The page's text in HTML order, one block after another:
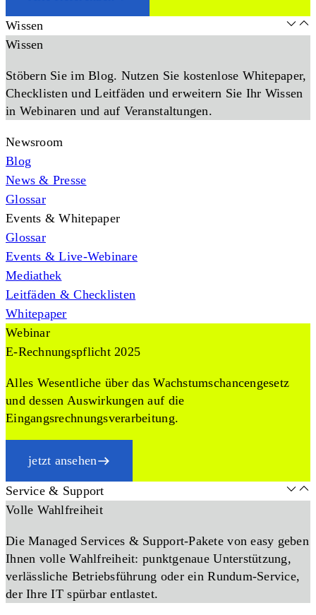
Wissen
Wissen
Stöbern Sie im Blog. Nutzen Sie kostenlose Whitepaper,
Checklisten und Leitfäden und erweitern Sie Ihr Wissen
in Webinaren und auf Veranstaltungen.
Newsroom
Blog
News & Presse
Glossar
Events & Whitepaper
Glossar
Events & Live-Webinare
Mediathek
Leitfäden & Checklisten
Whitepaper
Webinar
E-Rechnungspflicht 2025
Alles Wesentliche über das Wachstumschancengesetz
und dessen Auswirkungen auf die
Eingangsrechnungsverarbeitung.
jetzt ansehen
Service & Support
Volle Wahlfreiheit
Die Managed Services & Support-Pakete von easy geben
Ihnen volle Wahlfreiheit: punktgenaue Unterstützung,
verlässliche Betriebsführung oder ein Rundum-Service,
der Ihre IT spürbar entlastet.